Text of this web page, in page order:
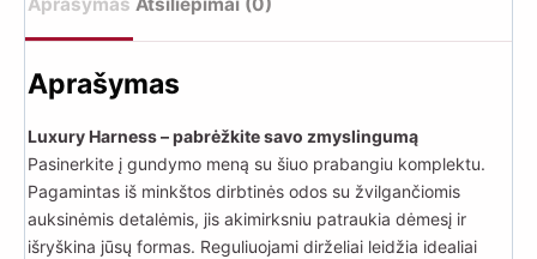
Aprašymas
Luxury Harness – pabrėžkite savo zmyslingumą
Pasinerkite į gundymo meną su šiuo prabangiu komplektu.
Pagamintas iš minkštos dirbtinės odos su žvilgančiomis
auksinėmis detalėmis, jis akimirksniu patraukia dėmesį ir
išryškina jūsų formas. Reguliuojami dirželiai leidžia idealiai